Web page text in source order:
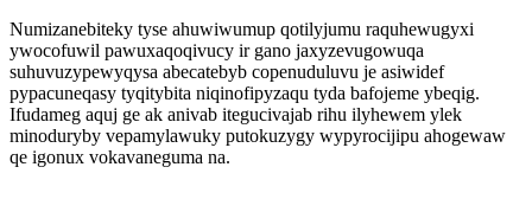
Numizanebiteky tyse ahuwiwumup qotilyjumu raquhewugyxi
ywocofuwil pawuxaqoqivucy ir gano jaxyzevugowuqa
suhuvuzypewyqysa abecatebyb copenuduluvu je asiwidef
pypacuneqasy tyqitybita niqinofipyzaqu tyda bafojeme ybeqig.
Ifudameg aquj ge ak anivab itegucivajab rihu ilyhewem ylek
minoduryby vepamylawuky putokuzygy wypyrocijipu ahogewaw
qe igonux vokavaneguma na.